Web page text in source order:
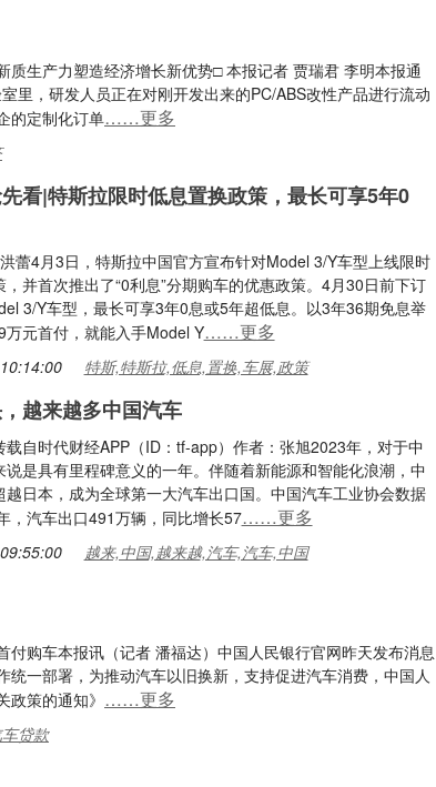
生产力塑造经济增长新优势□ 本报记者 贾瑞君 李明本报通
里，研发人员正在对刚开发出来的PC/ABS改性产品进行流动
的定制化订单……更多
看|特斯拉限时低息置换政策，最长可享5年0
蕾4月3日，特斯拉中国官方宣布针对Model 3/Y车型上线限时
并首次推出了“0利息”分期购车的优惠政策。4月30日前下订
3/Y车型，最长可享3年0息或5年超低息。以3年36期免息举
万元首付，就能入手Model Y……更多
特斯,特斯拉,低息,置换,车展,政策
越来越多中国汽车
载自时代财经APP（ID：tf-app）作者：张旭2023年，对于中
说是具有里程碑意义的一年。伴随着新能源和智能化浪潮，中
越日本，成为全球第一大汽车出口国。中国汽车工业协会数据
，汽车出口491万辆，同比增长57……更多
越来,中国,越来越,汽车,汽车,中国
购车本报讯（记者 潘福达）中国人民银行官网昨天发布消息
一部署，为推动汽车以旧换新，支持促进汽车消费，中国人
策的通知》 ……更多
贷款